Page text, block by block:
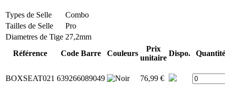
Types de Selle
Combo
Tailles de Selle
Pro
Diametres de Tige 27,2mm
Référence
Code Barre Couleurs
Prix
unitaire
Dispo. Quantité
BOXSEAT021 639266089049 76,99 €